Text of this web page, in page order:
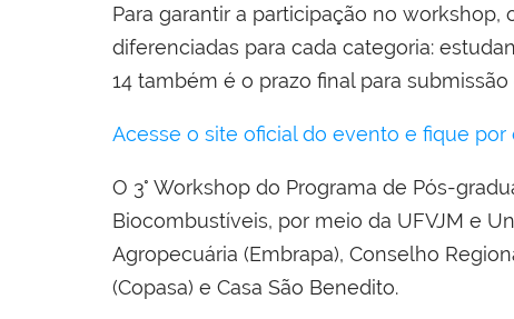
Para garantir a participação no
diferenciadas para cada categoria:
14 também é o prazo final para
Acesse o site oficial do evento e fique
O 3° Workshop do Programa de Pós-
Biocombustíveis, por meio da UFVJM e
Agropecuária (Embrapa), Conselho
(Copasa) e Casa São Benedito.